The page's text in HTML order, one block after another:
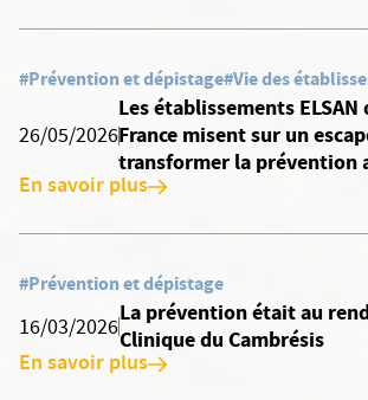
#Prévention et dépistage#Vie des
26/05/2026
Les établissements ELSAN
France misent sur un
transformer la prévention
En savoir plus
#Prévention et dépistage
16/03/2026
La prévention était au
Clinique du Cambrésis
En savoir plus